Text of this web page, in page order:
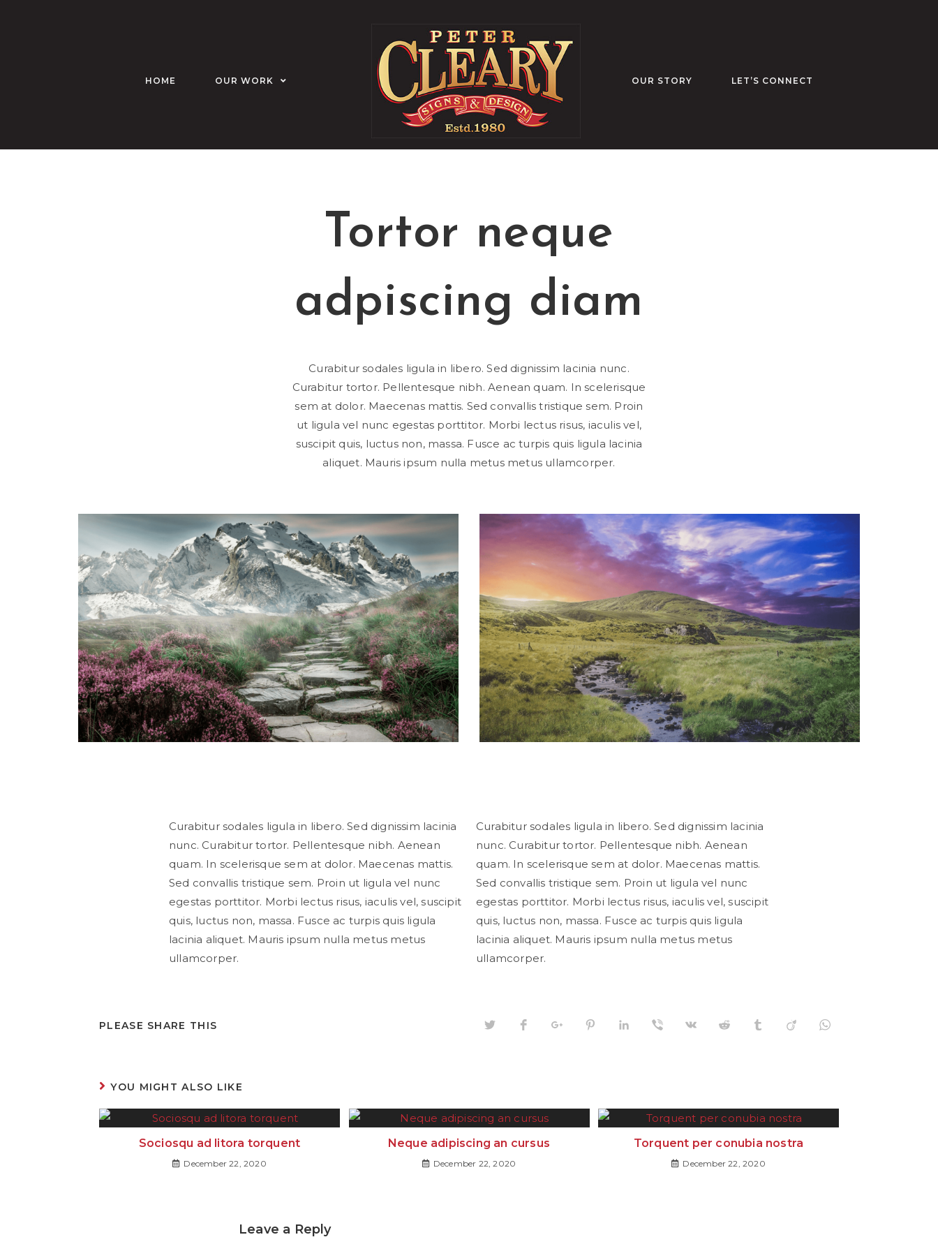
HOME OUR WORK OUR STORY LET’S CONNECT
Blog
Tortor neque
adpiscing diam
Curabitur sodales ligula in libero. Sed dignissim lacinia nunc.
Curabitur tortor. Pellentesque nibh. Aenean quam. In scelerisque
sem at dolor. Maecenas mattis. Sed convallis tristique sem. Proin
ut ligula vel nunc egestas porttitor. Morbi lectus risus, iaculis vel,
suscipit quis, luctus non, massa. Fusce ac turpis quis ligula lacinia
aliquet. Mauris ipsum nulla metus metus ullamcorper.
Curabitur sodales ligula in libero. Sed dignissim lacinia
nunc. Curabitur tortor. Pellentesque nibh. Aenean
quam. In scelerisque sem at dolor. Maecenas mattis.
Sed convallis tristique sem. Proin ut ligula vel nunc
egestas porttitor. Morbi lectus risus, iaculis vel, suscipit
quis, luctus non, massa. Fusce ac turpis quis ligula
lacinia aliquet. Mauris ipsum nulla metus metus
ullamcorper.
Curabitur sodales ligula in libero. Sed dignissim lacinia
nunc. Curabitur tortor. Pellentesque nibh. Aenean
quam. In scelerisque sem at dolor. Maecenas mattis.
Sed convallis tristique sem. Proin ut ligula vel nunc
egestas porttitor. Morbi lectus risus, iaculis vel, suscipit
quis, luctus non, massa. Fusce ac turpis quis ligula
lacinia aliquet. Mauris ipsum nulla metus metus
ullamcorper.
PLEASE SHARE THIS
YOU MIGHT ALSO LIKE
Sociosqu ad litora torquent
December 22, 2020
Neque adipiscing an cursus
December 22, 2020
Torquent per conubia nostra
December 22, 2020
Leave a Reply